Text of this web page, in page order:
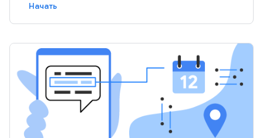
Начать